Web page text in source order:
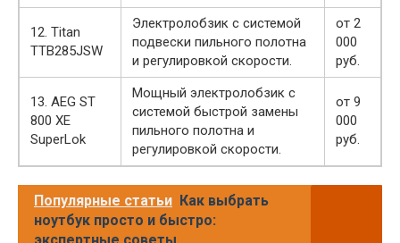
12. Titan
TTB285JSW
Электролобзик с системой
подвески пильного полотна
и регулировкой скорости.
от 2
000
руб.
13. AEG ST
800 XE
SuperLok
Мощный электролобзик с
системой быстрой замены
пильного полотна и
регулировкой скорости.
от 9
000
руб.
Популярные статьи Как выбрать
ноутбук просто и быстро: